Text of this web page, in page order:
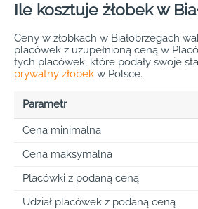
Ile kosztuje żłobek w
Ceny w żłobkach w Białobrzegach
placówek z uzupełnioną ceną w
tych placówek, które podały swoje
prywatny żłobek w Polsce.
Parametr
Cena minimalna
Cena maksymalna
Placówki z podaną ceną
Udział placówek z podaną ceną